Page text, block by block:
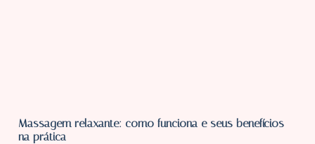
Massagem relaxante: como funciona e seus benefícios
na prática